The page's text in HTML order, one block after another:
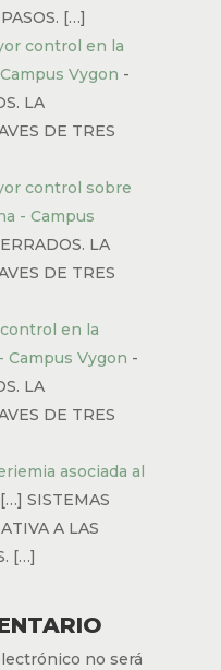
[…]
control en la
Vygon -
LA
DE TRES
control sobre
- Campus
LA
DE TRES
en la
Vygon -
LA
DE TRES
asociada al
SISTEMAS
A LAS
[…]
no será